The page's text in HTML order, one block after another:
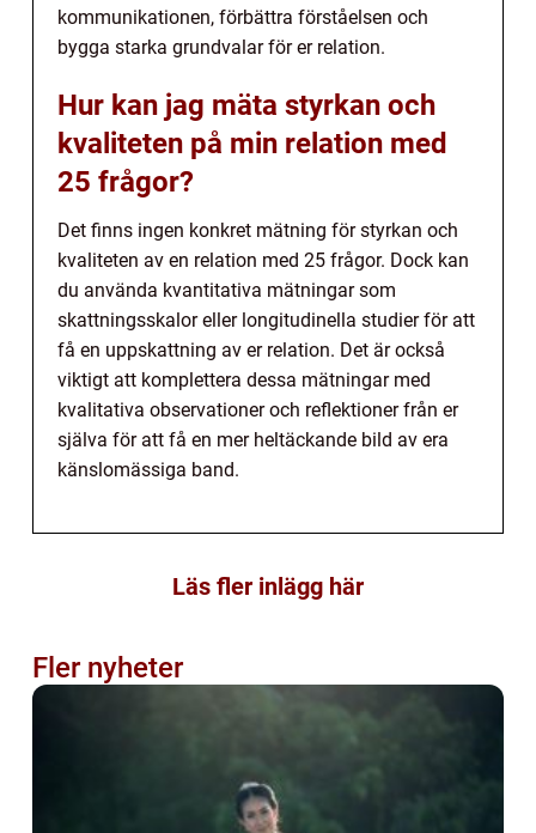
kommunikationen, förbättra förståelsen och
bygga starka grundvalar för er relation.
Hur kan jag mäta styrkan och
kvaliteten på min relation med
25 frågor?
Det finns ingen konkret mätning för styrkan och
kvaliteten av en relation med 25 frågor. Dock kan
du använda kvantitativa mätningar som
skattningsskalor eller longitudinella studier för att
få en uppskattning av er relation. Det är också
viktigt att komplettera dessa mätningar med
kvalitativa observationer och reflektioner från er
själva för att få en mer heltäckande bild av era
känslomässiga band.
Läs fler inlägg här
Fler nyheter